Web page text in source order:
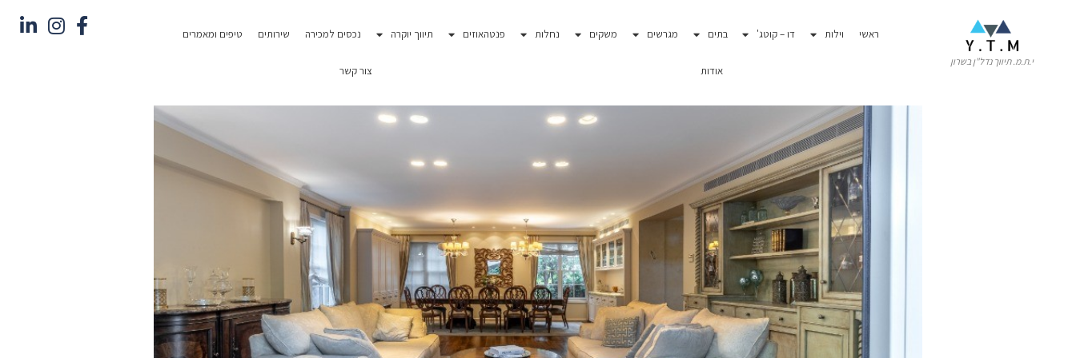
י.ת.מ. תיווך נדל"ן בשרון
ראשי וילות דו – קוטג' בתים מגרשים משקים נחלות פנטהאוזים תיווך יוקרה נכסים למכירה שירותים טיפים ומאמרים
אודות צור קשר